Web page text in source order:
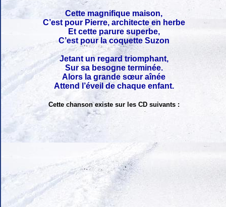
Cette magnifique maison,
C’est pour Pierre, architecte en herbe
Et cette parure superbe,
C’est pour la coquette Suzon
Jetant un regard triomphant,
Sur sa besogne terminée.
Alors la grande sœur aînée
Attend l’éveil de chaque enfant.
Cette chanson existe sur les CD suivants :